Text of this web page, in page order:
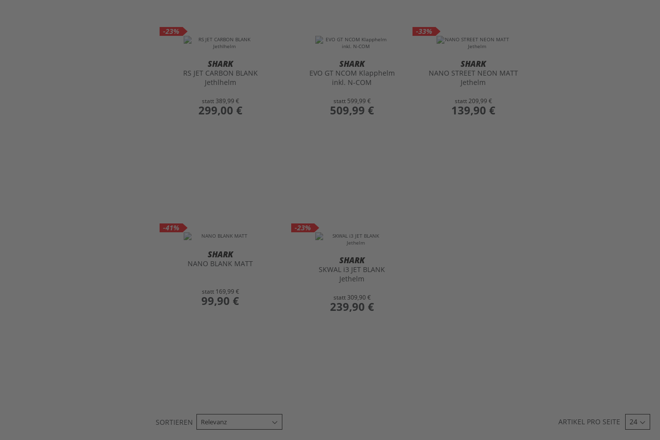
-23%
SHARK
RS JET CARBON BLANK
Jethlhelm
statt 389,99 €
preis
299,00 €
SHARK
EVO GT NCOM Klapphelm
inkl. N-COM
statt 599,99 €
preis
509,99 €
-33%
SHARK
NANO STREET NEON MATT
Jethelm
statt209,99 €
preis
139,90 €
-41%
SHARK
NANO BLANK MATT
statt 169,99 €
preis
99,90 €
-23%
SHARK
SKWAL i3 JET BLANK
Jethelm
statt 309,90 €
preis
239,90 €
SORTIEREN ARTIKEL PRO SEITE